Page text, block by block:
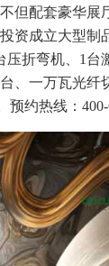
但配套豪华展
资成立大型
折弯机、1
、一万瓦光
约热线：400-